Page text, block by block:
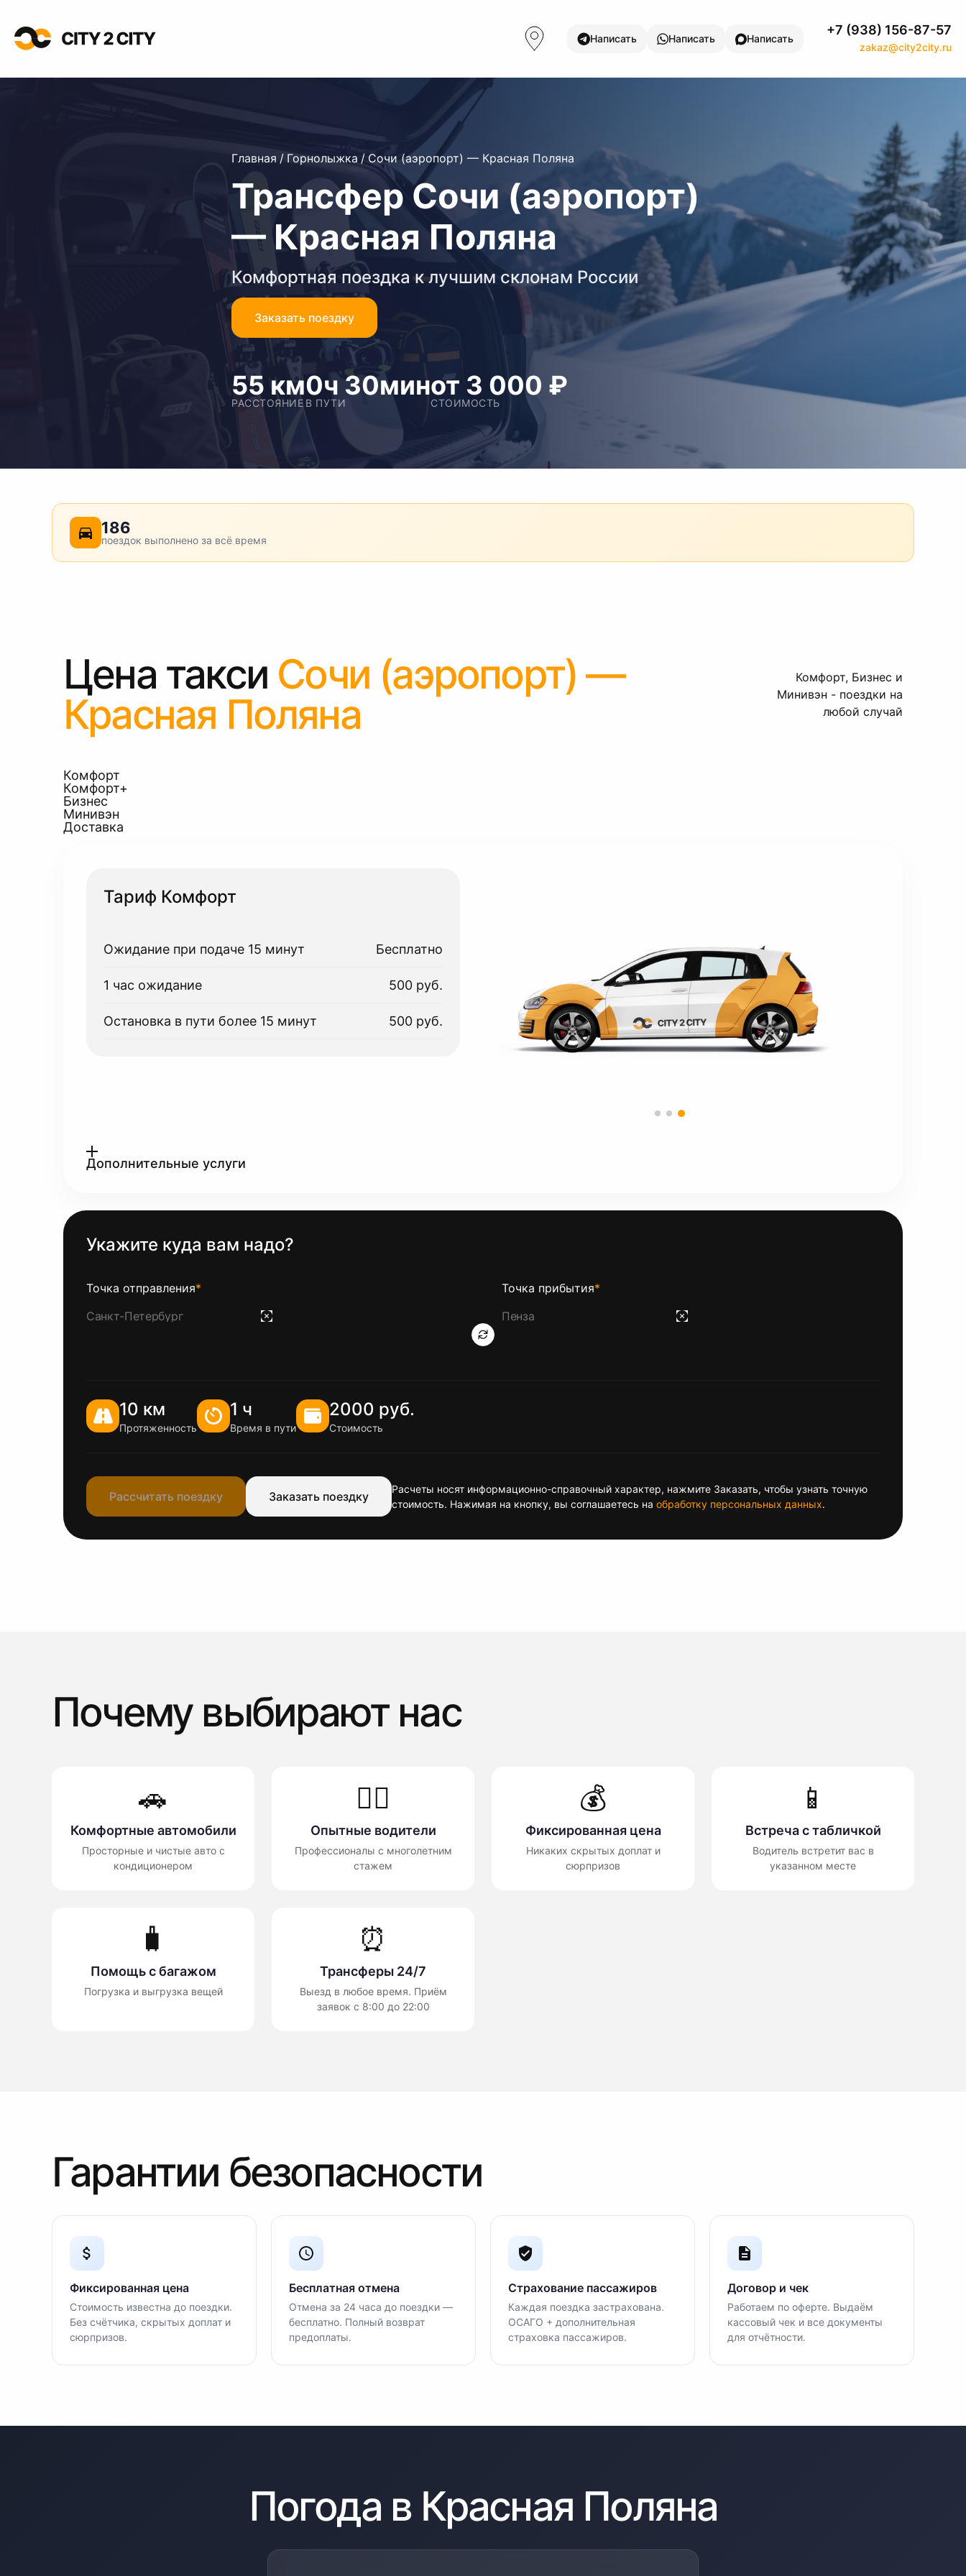
Написать Написать Написать
+7 (938) 156-87-57
zakaz@city2city.ru
Главная / Горнолыжка / Сочи (аэропорт) — Красная Поляна
Трансфер Сочи (аэропорт)
— Красная Поляна
Комфортная поездка к лучшим склонам России
Заказать поездку
55 км
РАССТОЯНИЕ
0ч 30мин
В ПУТИ
от 3 000 ₽
СТОИМОСТЬ
186
поездок выполнено за всё время
Цена такси Сочи (аэропорт) —
Красная Поляна
Комфорт, Бизнес и
Минивэн - поездки на
любой случай
Комфорт
Комфорт+
Бизнес
Минивэн
Доставка
Тариф Комфорт
Ожидание при подаче 15 минут Бесплатно
1 час ожидание 500 руб.
Остановка в пути более 15 минут 500 руб.
Дополнительные услуги
Укажите куда вам надо?
Точка отправления* Точка прибытия*
10 км
Протяженность
1 ч
Время в пути
2000 руб.
Стоимость
Рассчитать поездку Заказать поездку
Расчеты носят информационно-справочный характер, нажмите Заказать, чтобы узнать точную
стоимость. Нажимая на кнопку, вы соглашаетесь на обработку персональных данных.
Почему выбирают нас
🚗
Комфортные автомобили
Просторные и чистые авто с
кондиционером
👨‍✈️
Опытные водители
Профессионалы с многолетним
стажем
💰
Фиксированная цена
Никаких скрытых доплат и
сюрпризов
📱
Встреча с табличкой
Водитель встретит вас в
указанном месте
🧳
Помощь с багажом
Погрузка и выгрузка вещей
⏰
Трансферы 24/7
Выезд в любое время. Приём
заявок с 8:00 до 22:00
Гарантии безопасности
Фиксированная цена
Стоимость известна до поездки.
Без счётчика, скрытых доплат и
сюрпризов.
Бесплатная отмена
Отмена за 24 часа до поездки —
бесплатно. Полный возврат
предоплаты.
Страхование пассажиров
Каждая поездка застрахована.
ОСАГО + дополнительная
страховка пассажиров.
Договор и чек
Работаем по оферте. Выдаём
кассовый чек и все документы
для отчётности.
Погода в Красная Поляна